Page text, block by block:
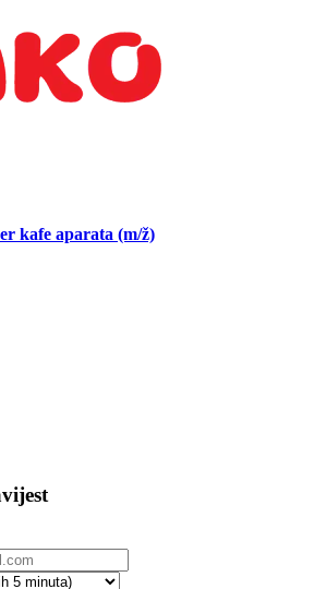
kafe aparata (m/ž)